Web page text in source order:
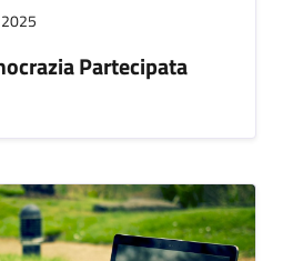
2025
Partecipata